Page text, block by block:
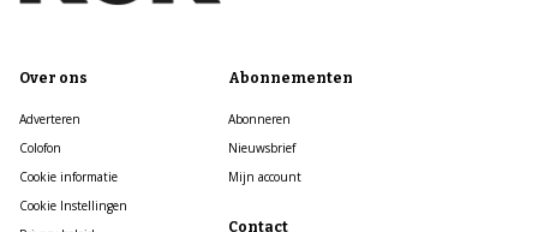
Over ons
Adverteren
Colofon
Cookie informatie
Cookie Instellingen
Abonnementen
Abonneren
Nieuwsbrief
Mijn account
Contact